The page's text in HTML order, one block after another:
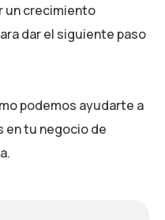
un crecimiento
dar el siguiente paso
podemos ayudarte a
tu negocio de